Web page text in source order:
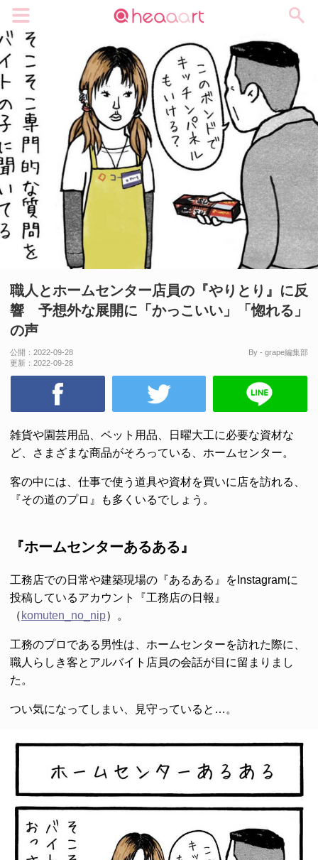
職人とホームセンター店員の『やりとり』に反
響 予想外な展開に「かっこいい」「惚れる」
の声
公開： 2022-09-28
更新： 2022-09-28
By - grape編集部
雑貨や園芸用品、ペット用品、日曜大工に必要な資材な
ど、さまざまな商品がそろっている、ホームセンター。
客の中には、仕事で使う道具や資材を買いに店を訪れる、
『その道のプロ』も多くいるでしょう。
『ホームセンターあるある』
工務店での日常や建築現場の『あるある』をInstagramに
投稿しているアカウント『工務店の日報』
（ komuten_no_nip）。
工務のプロである男性は、ホームセンターを訪れた際に、
職人らしき客とアルバイト店員の会話が目に留まりまし
た。
つい気になってしまい、見守っていると…。